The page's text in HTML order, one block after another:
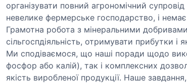
організувати повний агрономічний
невелике фермерське господарство, і немає
Грамотна робота з мінеральними
сільгоспдіяльність, отримувати прибутки і
Ми сподіваємося, що наші поради щодо
фосфор або калій), так і комплексних
якість виробленої продукції. Наше